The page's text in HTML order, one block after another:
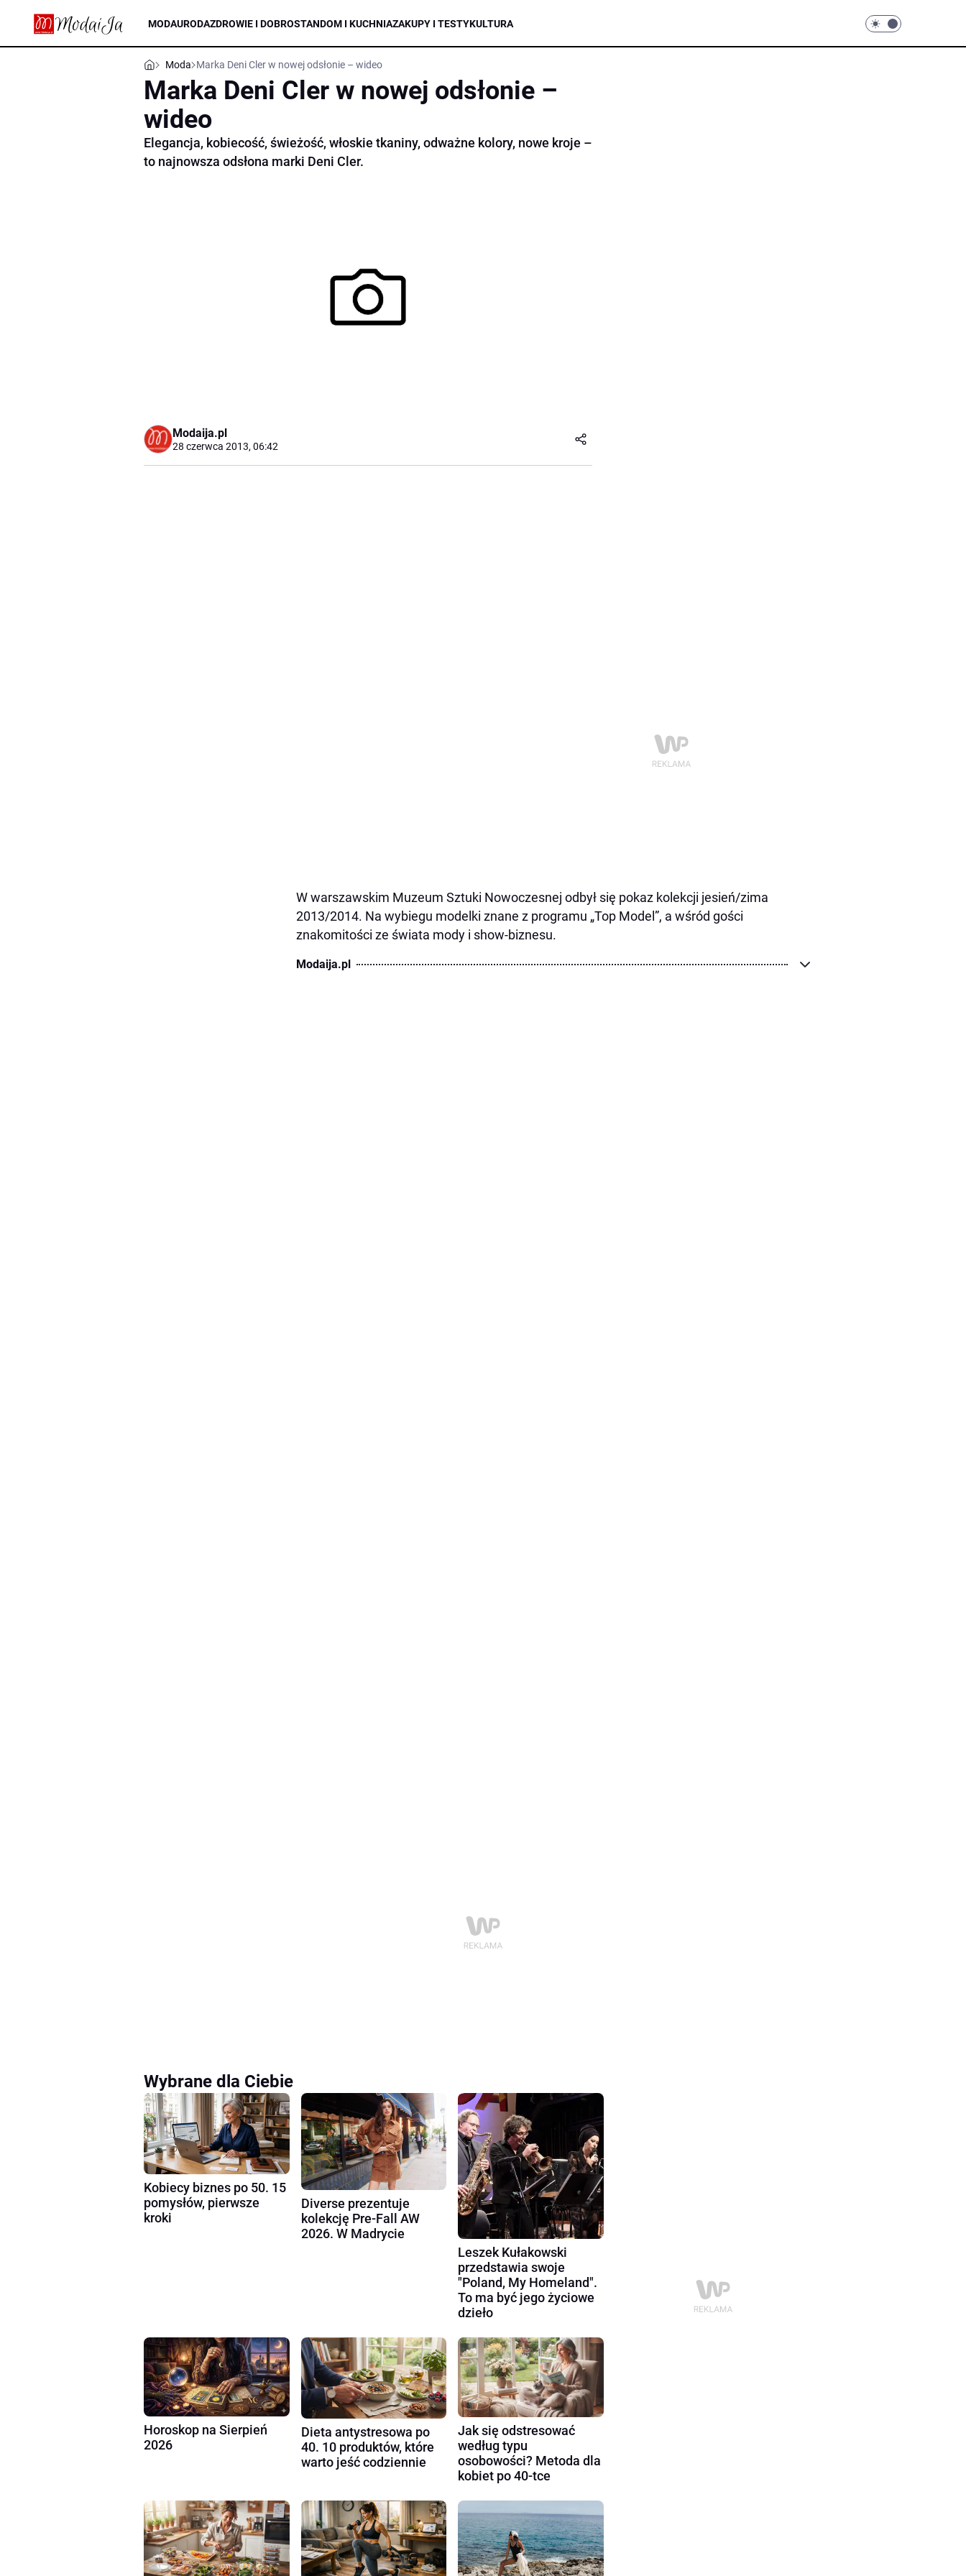
MODAURODAZDROWIE I DOBROSTANDOM I KUCHNIAZAKUPY I TESTYKULTURA
Moda Marka Deni Cler w nowej odsłonie – wideo
Marka Deni Cler w nowej odsłonie –
wideo
Elegancja, kobiecość, świeżość, włoskie tkaniny, odważne kolory, nowe kroje –
to najnowsza odsłona marki Deni Cler.
Modaija.pl
28 czerwca 2013, 06:42
W warszawskim Muzeum Sztuki Nowoczesnej odbył się pokaz kolekcji jesień/zima
2013/2014. Na wybiegu modelki znane z programu „Top Model”, a wśród gości
znakomitości ze świata mody i show-biznesu.
Modaija.pl
Wybrane dla Ciebie
Kobiecy biznes po 50. 15
pomysłów, pierwsze
kroki
Diverse prezentuje
kolekcję Pre-Fall AW
2026. W Madrycie
Leszek Kułakowski
przedstawia swoje
"Poland, My Homeland".
To ma być jego życiowe
dzieło
Horoskop na Sierpień
2026
Dieta antystresowa po
40. 10 produktów, które
warto jeść codziennie
Jak się odstresować
według typu
osobowości? Metoda dla
kobiet po 40-tce